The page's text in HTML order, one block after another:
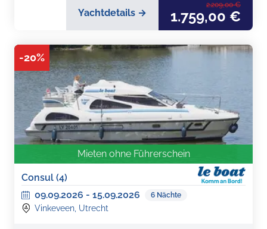
Yachtdetails →
2.209,00 €
1.759,00 €
-20%
Mieten ohne Führerschein
Consul (4)
09.09.2026 - 15.09.2026 6 Nächte
Vinkeveen, Utrecht